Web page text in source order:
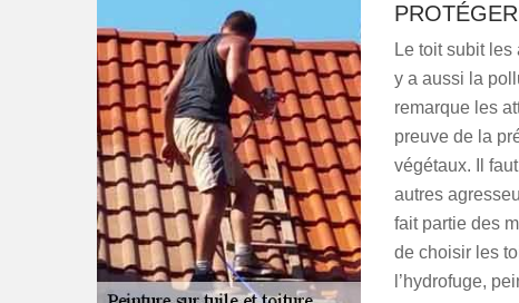
Le toit subit
y a aussi la
remarque les
preuve de la
végétaux. Il
autres
fait partie des
de choisir les
l’hydrofuge,